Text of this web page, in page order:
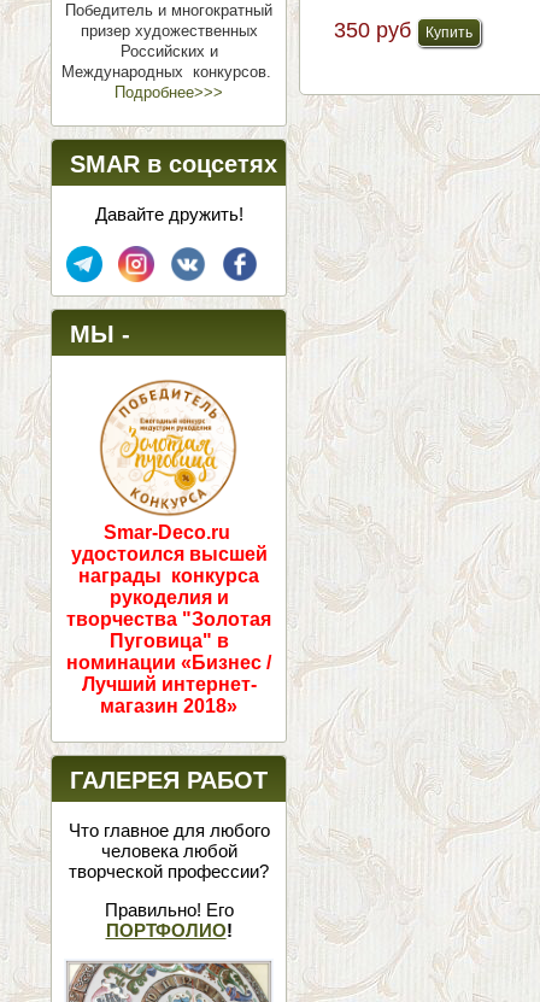
Победитель и многократный
призер художественных
Российских и
Международных конкурсов.
Подробнее>>>
SMAR в соцсетях
Давайте дружить!
МЫ -
ПОБЕДИТЕЛИ!
Smar-Deco.ru
удостоился высшей
награды конкурса
рукоделия и
творчества "Золотая
Пуговица" в
номинации «Бизнес /
Лучший интернет-
магазин 2018»
ГАЛЕРЕЯ РАБОТ
Что главное для любого
человека любой
творческой профессии?
Правильно! Его
ПОРТФОЛИО!
350 руб